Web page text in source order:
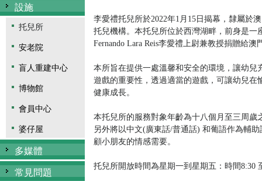
設施
托兒所
安老院
盲人重建中心
博物館
會員中心
婆仔屋
多媒體
常見問題
李愛禮托兒所於2022年1月15日揭幕，隸屬於
托兒機構。本托兒所位於西灣湖畔，前身是一
Fernando Lara Reis李愛禮上尉兼教授捐贈給澳
本所旨在提供一處溫馨和安全的環境，讓幼
遊戲的重要性，透過適當的遊戲，可讓幼兒
健康成長。
本托兒所的服務對象年齡為十八個月至三周
另外將以中文(廣東話/普通話) 和葡語作為輔
顧小朋友的情感需要。
托兒所開放時間為星期一到星期五：時間8:30